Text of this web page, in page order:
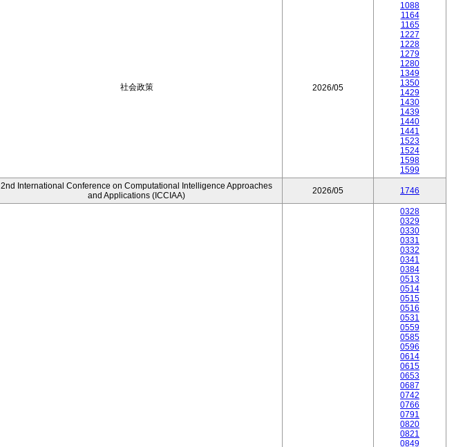
社会政策 2026/05
1088
1164
1165
1227
1228
1279
1280
1349
1350
1429
1430
1439
1440
1441
1523
1524
1598
1599
2nd International Conference on Computational Intelligence Approaches
and Applications (ICCIAA)
2026/05 1746
0328
0329
0330
0331
0332
0341
0384
0513
0514
0515
0516
0531
0559
0585
0596
0614
0615
0653
0687
0742
0766
0791
0820
0821
0849